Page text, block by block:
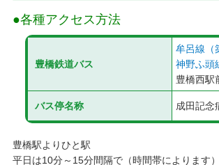
●各種アクセス方法
豊橋鉄道バス
牟呂線（
神野ふ頭
豊橋西駅
バス停名称 成田記念
豊橋駅よりひと駅
平日は10分～15分間隔で（時間帯によります